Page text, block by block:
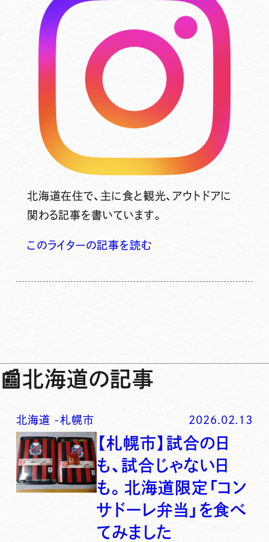
北海道在住で、主に食と観光、アウトドアに
関わる記事を書いています。
このライターの記事を読む
📰北海道の記事
北海道 -札幌市 2026.02.13
【札幌市】試合の日
も、試合じゃない日
も。北海道限定「コン
サドーレ弁当」を食べ
てみました